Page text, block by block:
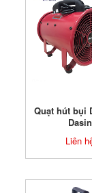
Quạt hút bụi
Dasin
Liên